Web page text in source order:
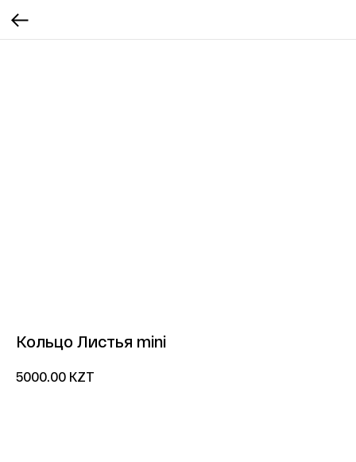
Кольцо Листья mini
5000.00 KZT